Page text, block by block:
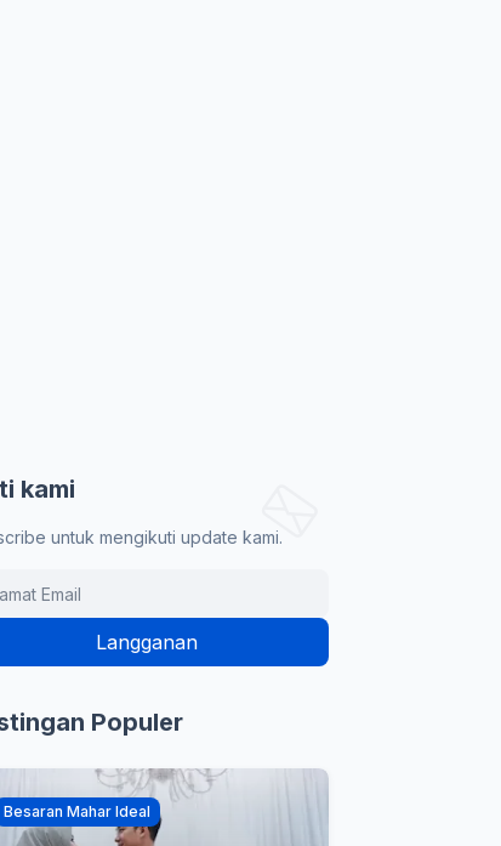
kami
untuk mengikuti update kami.
Populer
Besaran Mahar Ideal